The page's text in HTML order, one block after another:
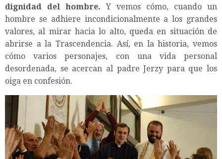
dignidad del hombre. Y vemos cómo, cuando un
hombre se adhiere incondicionalmente a los grandes
valores, al mirar hacia lo alto, queda en situación de
abrirse a la Trascendencia. Así, en la historia, vemos
cómo varios personajes, con una vida personal
desordenada, se acercan al padre Jerzy para que los
oiga en confesión.